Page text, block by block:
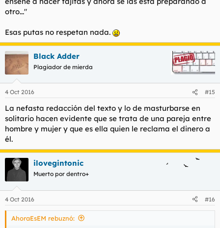
otro..."
Esas putas no respetan nada.
Black Adder
Plagiador de mierda
4 Oct 2016 #15
La nefasta redacción del texto y lo de masturbarse en
solitario hacen evidente que se trata de una pareja entre
hombre y mujer y que es ella quien le reclama el dinero a
él.
ilovegintonic
Muerto por dentro+
4 Oct 2016 #16
AhoraEsEM rebuznó: